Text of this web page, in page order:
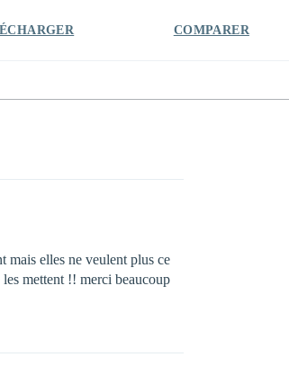
COMPARER
mais elles ne veulent plus ce
mettent !! merci beaucoup